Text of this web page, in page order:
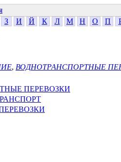
З И Й К Л М Н О П
, ВОДНОТРАНСПОРТНЫЕ
ПЕРЕВОЗКИ